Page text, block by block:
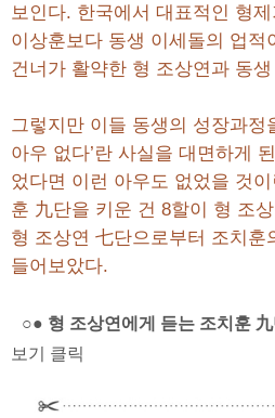
보인다. 한국에서 대표적인 형
이상훈보다 동생 이세돌의 업적
건너가 활약한 형 조상연과 동
그렇지만 이들 동생의 성장과정
아우 없다’란 사실을 대면하게
었다면 이런 아우도 없었을 것
훈 九단을 키운 건 8할이 형 조
형 조상연 七단으로부터 조치훈
들어보았다.
○● 형 조상연에게 듣는 조치훈
보기 클릭